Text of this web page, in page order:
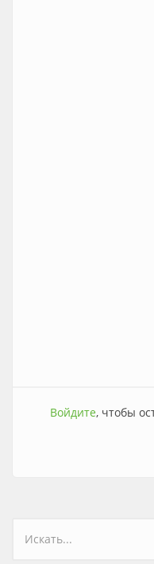
Войдите, чтобы
Форма поиска